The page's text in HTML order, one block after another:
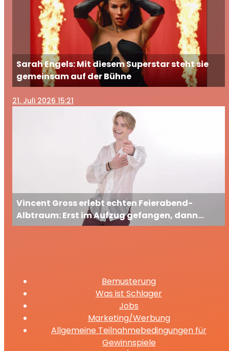
Sarah Engels: Mit diesem Superstar steht sie
gemeinsam auf der Bühne
21. Juli 2026 15:21
Vincent Gross erlebt echten Feierabend-
Albtraum: Erst im Aufzug gefangen, dann
ausgesperrt
Bemusterung
Was ist Schlager
Jobs
Marketing/Werbung
Allgemeine Teilnahmebedingungen für
Gewinnspiele